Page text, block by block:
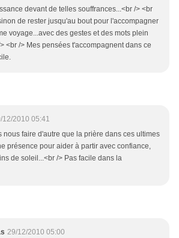
devant de telles souffrances...<br /> <br
de rester jusqu'au bout pour l'accompagner
voyage...avec des gestes et des mots plein
<br /> Mes pensées t'accompagnent dans ce
12/2010 05:41
nous faire d'autre que la prière dans ces ultimes
présence pour aider à partir avec confiance,
de soleil...<br /> Pas facile dans la
29/12/2010 05:00